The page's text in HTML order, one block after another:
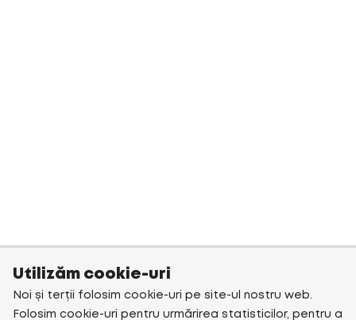
Utilizăm cookie-uri
Noi și terții folosim cookie-uri pe site-ul nostru web.
Folosim cookie-uri pentru urmărirea statisticilor, pentru a